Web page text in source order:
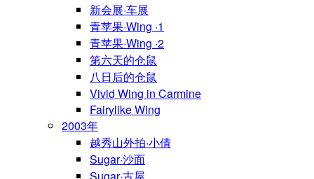
新会展·车展
青苹果·Wing ·1
青苹果·Wing ·2
第六天的仓鼠
八日后的仓鼠
Vivid Wing in Carmine
Fairylike Wing
2003年
越秀山外拍·小倩
Sugar·沙面